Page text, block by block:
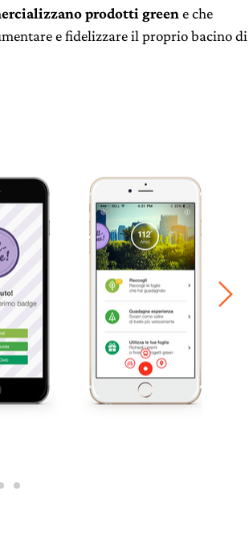
prodotti green e che
e fidelizzare il proprio bacino di